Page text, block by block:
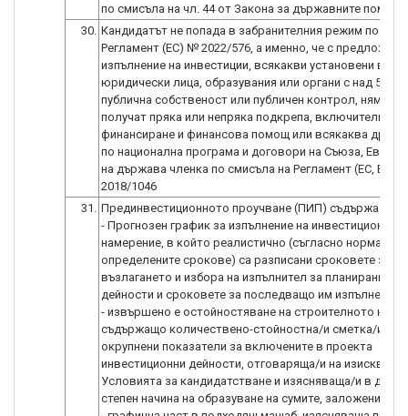
30. Кандидатът не попада в забранителния режим по
Регламент (ЕС) № 2022/576, а именно, че с
изпълнение на инвестиции, всякакви установени в
юридически лица, образувания или органи с над 50 %
публична собственост или публичен контрол, няма да
получат пряка или непряка подкрепа, включително
финансиране и финансова помощ или всякаква друга
по национална програма и договори на Съюза,
на държава членка по смисъла на Регламент (ЕС,
2018/1046
31. Прединвестиционното проучване (ПИП) съдържа:
- Прогнозен график за изпълнение на
намерение, в който реалистично (съгласно
определените срокове) са разписани сроковете за
възлагането и избора на изпълнител за планираните
дейности и сроковете за последващо им изпълнение;
- извършено е остойностяване на строителното
съдържащо количествено-стойностна/и сметка/и
окрупнени показатели за включените в проекта
инвестиционни дейности, отговаряща/и на
Условията за кандидатстване и изясняваща/и в
степен начина на образуване на сумите, заложени в